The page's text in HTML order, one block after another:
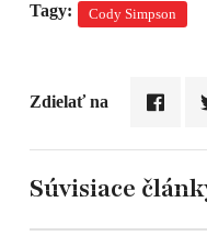
Tagy: Cody Simpson
Zdielať na
Súvisiace